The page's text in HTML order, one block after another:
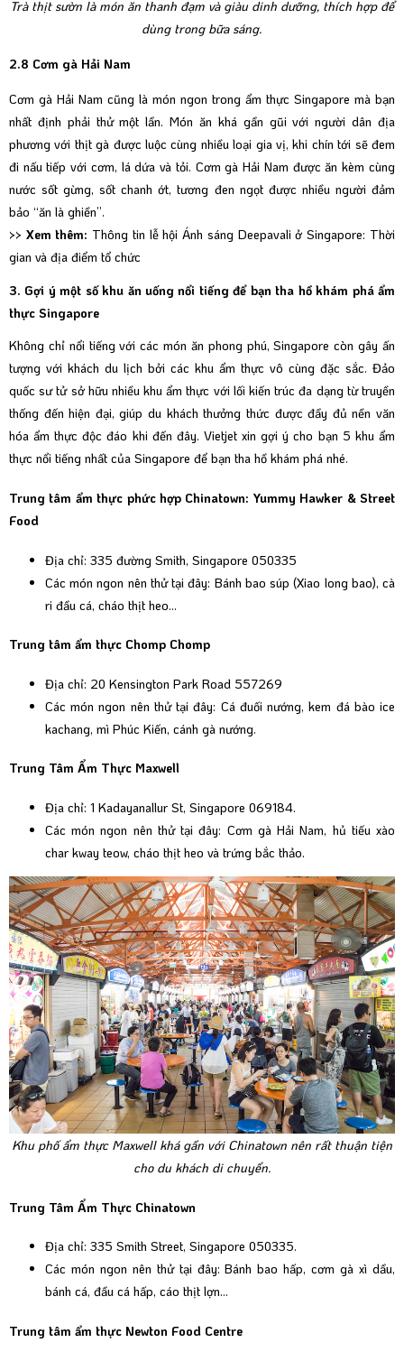
Trà thịt sườn là món ăn thanh đạm và giàu dinh dưỡng, thích hợp để
dùng trong bữa sáng.
2.8 Cơm gà Hải Nam
Cơm gà Hải Nam cũng là món ngon trong ẩm thực Singapore mà bạn
nhất định phải thử một lần. Món ăn khá gần gũi với người dân địa
phương với thịt gà được luộc cùng nhiều loại gia vị, khi chín tới sẽ đem
đi nấu tiếp với cơm, lá dứa và tỏi. Cơm gà Hải Nam được ăn kèm cùng
nước sốt gừng, sốt chanh ớt, tương đen ngọt được nhiều người đảm
bảo “ăn là ghiền”.
>> Xem thêm: Thông tin lễ hội Ánh sáng Deepavali ở Singapore: Thời
gian và địa điểm tổ chức
3. Gợi ý một số khu ăn uống nổi tiếng để bạn tha hồ khám phá ẩm
thực Singapore
Không chỉ nổi tiếng với các món ăn phong phú, Singapore còn gây ấn
tượng với khách du lịch bởi các khu ẩm thực vô cùng đặc sắc. Đảo
quốc sư tử sở hữu nhiều khu ẩm thực với lối kiến trúc đa dạng từ truyền
thống đến hiện đại, giúp du khách thưởng thức được đầy đủ nền văn
hóa ẩm thực độc đáo khi đến đây. Vietjet xin gợi ý cho bạn 5 khu ẩm
thực nổi tiếng nhất của Singapore để bạn tha hồ khám phá nhé.
Trung tâm ẩm thực phức hợp Chinatown: Yummy Hawker & Street
Food
Địa chỉ: 335 đường Smith, Singapore 050335
Các món ngon nên thử tại đây: Bánh bao súp (Xiao long bao), cà
ri đầu cá, cháo thịt heo…
Trung tâm ẩm thực Chomp Chomp
Địa chỉ: 20 Kensington Park Road 557269
Các món ngon nên thử tại đây: Cá đuối nướng, kem đá bào ice
kachang, mì Phúc Kiến, cánh gà nướng.
Trung Tâm Ẩm Thực Maxwell
Địa chỉ: 1 Kadayanallur St, Singapore 069184.
Các món ngon nên thử tại đây: Cơm gà Hải Nam, hủ tiếu xào
char kway teow, cháo thịt heo và trứng bắc thảo.
Khu phố ẩm thực Maxwell khá gần với Chinatown nên rất thuận tiện
cho du khách di chuyển.
Trung Tâm Ẩm Thực Chinatown
Địa chỉ: 335 Smith Street, Singapore 050335.
Các món ngon nên thử tại đây: Bánh bao hấp, cơm gà xì dầu,
bánh cá, đầu cá hấp, cáo thịt lợn…
Trung tâm ẩm thực Newton Food Centre